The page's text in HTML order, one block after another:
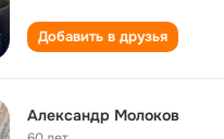
Добавить в друзья
Александр Молоков